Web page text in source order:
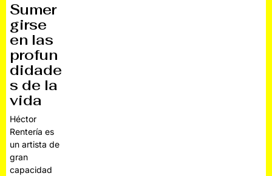
Sumer
girse
en las
profun
didade
s de la
vida
Héctor
Rentería es
un artista de
gran
capacidad